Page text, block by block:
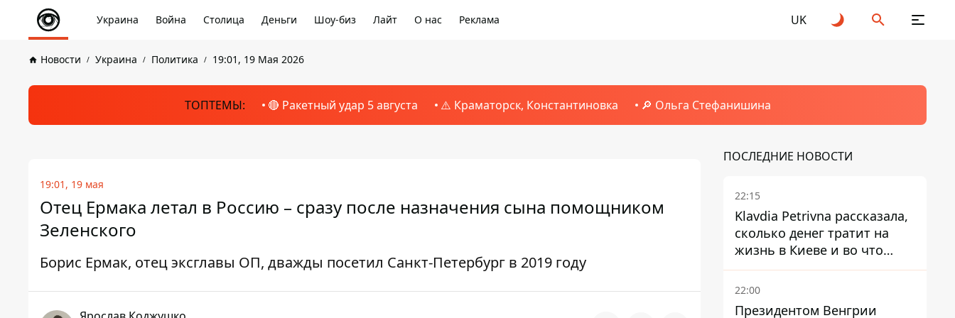
Украина Война Столица Деньги Шоу-биз Лайт О нас Реклама UK
Новости Украина Политика 19:01, 19 Мая 2026
ТОПТЕМЫ: 🔴 Ракетный удар 5 августа ⚠️ Краматорск, Константиновка 🔎 Ольга Стефанишина
19:01, 19 мая
Отец Ермака летал в Россию – сразу после назначения сына помощником
Зеленского
Борис Ермак, отец эксглавы ОП, дважды посетил Санкт-Петербург в 2019 году
ПОСЛЕДНИЕ НОВОСТИ
22:15
Klavdia Petrivna рассказала,
сколько денег тратит на
жизнь в Киеве и во что
вкладывает миллионы
22:00
Президентом Венгрии